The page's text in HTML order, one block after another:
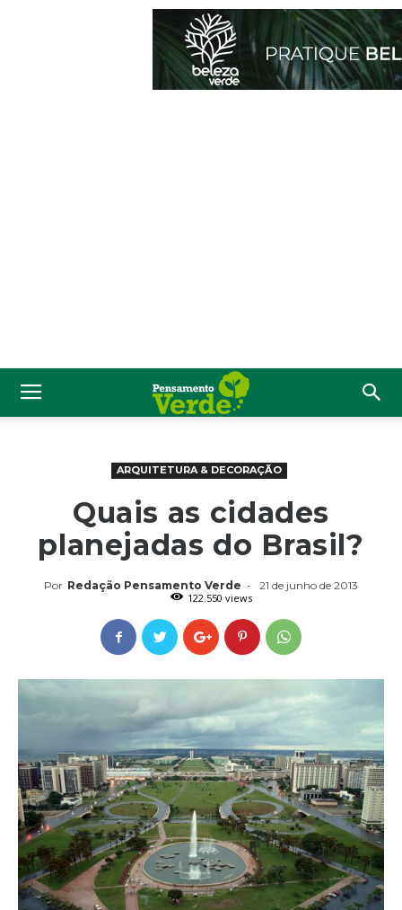
ARQUITETURA & DECORAÇÃO
Quais as cidades
planejadas do Brasil?
Por Redação Pensamento Verde -
21 de junho de 2013
122.550 views